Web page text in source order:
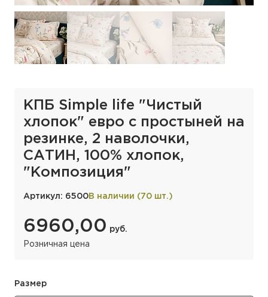
КПБ Simple life "Чистый
хлопок" евро с простыней на
резинке, 2 наволочки,
САТИН, 100% хлопок,
"Композиция"
Артикул: 6500В наличии (70 шт.)
6960,00 руб.
Розничная цена
Размер